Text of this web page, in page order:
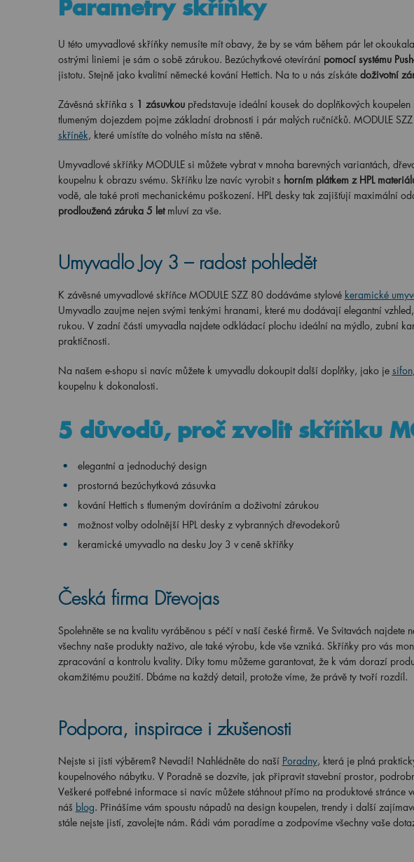
Parametry skříňky
U této umyvadlové skříňky nemusíte mít obavy, že by se vám během pár let
ostrými liniemi je sám o sobě zárukou. Bezúchytkové otevírání pomocí systému
jistotu. Stejně jako kvalitní německé kování Hettich. Na to u nás získáte doživotní
Závěsná skříňka s 1 zásuvkoupředstavuje ideální kousek do doplňkových koupelen
tlumeným dojezdem pojme základní drobnosti i pár malých ručníčků. MODULE
skříněk, které umístíte do volného místa na stěně.
Umyvadlové skříňky MODULE si můžete vybrat v mnoha barevných variantách,
koupelnu k obrazu svému. Skříňku lze navíc vyrobit s horním plátkem z HPL
vodě, ale také proti mechanickému poškození. HPL desky tak zajišťují maximální
prodloužená záruka 5 letmluví za vše.
Umyvadlo Joy 3 – radost pohledět
K závěsné umyvadlové skříňce MODULE SZZ 80 dodáváme stylové keramické
Umyvadlo zaujme nejen svými tenkými hranami, které mu dodávají elegantní
rukou. V zadní části umyvadla najdete odkládací plochu ideální na mýdlo, zubní
praktičnosti.
Na našem e-shopu si navíc můžete k umyvadlu dokoupit další doplňky, jako je sifon,
koupelnu k dokonalosti.
5 důvodů, proč zvolit skříňku
elegantní a jednoduchý design
prostorná bezúchytková zásuvka
kování Hettich s tlumeným dovíráním a doživotní zárukou
možnost volby odolnější HPL desky z vybranných dřevodekorů
keramické umyvadlo na desku Joy 3 v ceně skříňky
Česká firma Dřevojas
Spolehněte se na kvalitu vyráběnou s péčí v naší české firmě. Ve Svitavách najdete
všechny naše produkty naživo, ale také výrobu, kde vše vzniká. Skříňky pro vás
zpracování a kontrolu kvality. Díky tomu můžeme garantovat, že k vám dorazí
okamžitému použití. Dbáme na každý detail, protože víme, že právě ty tvoří rozdíl.
Podpora, inspirace i zkušenosti
Nejste si jisti výběrem? Nevadí! Nahlédněte do naší Poradny, která je plná
koupelnového nábytku. V Poradně se dozvíte, jak připravit stavební prostor,
Veškeré potřebné informace si navíc můžete stáhnout přímo na produktové
náš blog. Přinášíme vám spoustu nápadů na design koupelen, trendy i další
stále nejste jistí, zavolejte nám. Rádi vám poradíme a zodpovíme všechny vaše